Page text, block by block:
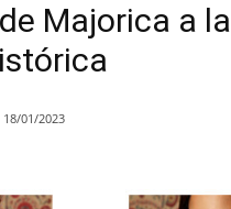
Majorica a la
18/01/2023